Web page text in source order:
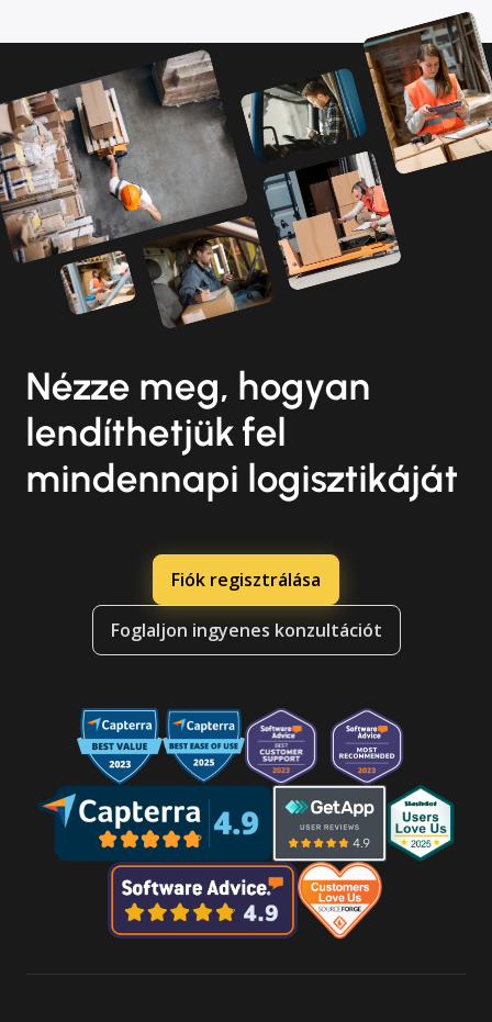
Nézze meg, hogyan
lendíthetjük fel
mindennapi logisztikáját
Fiók regisztrálása
Foglaljon ingyenes konzultációt